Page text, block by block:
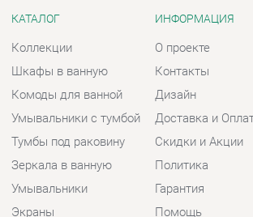
Зеркала в ванную
Политика
Помощь
ГОРОДА
Весь мир
Екатеринбург
КОНТАКТЫ
Шоурум и склад самовывоза
Адрес: г. Екатеринбург,
Металлургов, 84
Телефон: +7 (343) 382-20-86